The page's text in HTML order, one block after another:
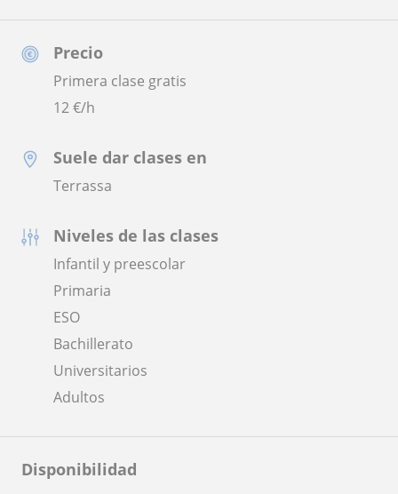
Precio
Primera clase gratis
12€/h
Suele dar clases en
Terrassa
Niveles de las clases
Infantil y preescolar
Primaria
ESO
Bachillerato
Universitarios
Adultos
Disponibilidad